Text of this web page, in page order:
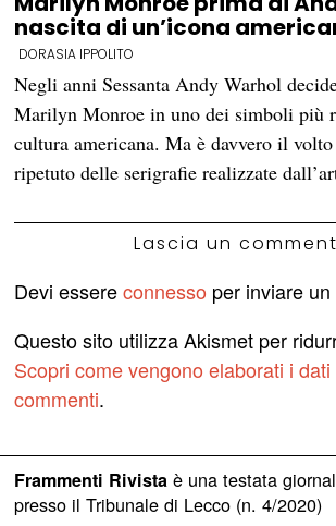
nascita di un’icona
DORASIA IPPOLITO
Negli anni Sessanta Andy Warhol
Marilyn Monroe in uno dei simboli più
cultura americana. Ma è davvero il
ripetuto delle serigrafie realizzate
Lascia un
Devi essereconnesso per inviare
Questo sito utilizza Akismet per
Scopri come vengono elaborati i
commenti.
Frammenti Rivistaè una testata
presso il Tribunale di Lecco (n. 4/2020)